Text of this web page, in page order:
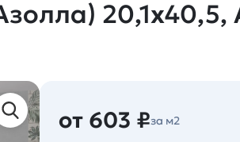
20,1х40,5,
от 603 ₽за м2